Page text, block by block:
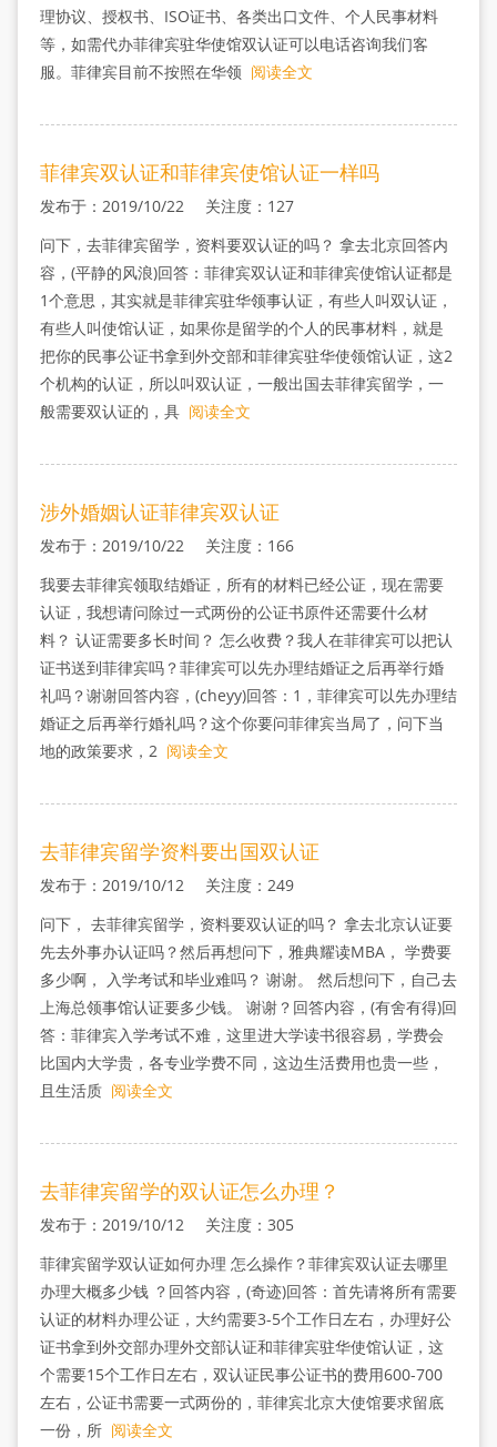
理协议、授权书、ISO证书、各类出口文件、个人民事材料
等，如需代办菲律宾驻华使馆双认证可以电话咨询我们客
服。菲律宾目前不按照在华领 阅读全文
菲律宾双认证和菲律宾使馆认证一样吗
发布于：2019/10/22 关注度：127
问下，去菲律宾留学，资料要双认证的吗？ 拿去北京回答内
容，(平静的风浪)回答：菲律宾双认证和菲律宾使馆认证都是
1个意思，其实就是菲律宾驻华领事认证，有些人叫双认证，
有些人叫使馆认证，如果你是留学的个人的民事材料，就是
把你的民事公证书拿到外交部和菲律宾驻华使领馆认证，这2
个机构的认证，所以叫双认证，一般出国去菲律宾留学，一
般需要双认证的，具 阅读全文
涉外婚姻认证菲律宾双认证
发布于：2019/10/22 关注度：166
我要去菲律宾领取结婚证，所有的材料已经公证，现在需要
认证，我想请问除过一式两份的公证书原件还需要什么材
料？ 认证需要多长时间？ 怎么收费？我人在菲律宾可以把认
证书送到菲律宾吗？菲律宾可以先办理结婚证之后再举行婚
礼吗？谢谢回答内容，(cheyy)回答：1，菲律宾可以先办理结
婚证之后再举行婚礼吗？这个你要问菲律宾当局了，问下当
地的政策要求，2 阅读全文
去菲律宾留学资料要出国双认证
发布于：2019/10/12 关注度：249
问下， 去菲律宾留学，资料要双认证的吗？ 拿去北京认证要
先去外事办认证吗？然后再想问下，雅典耀读MBA， 学费要
多少啊， 入学考试和毕业难吗？ 谢谢。 然后想问下，自己去
上海总领事馆认证要多少钱。 谢谢？回答内容，(有舍有得)回
答：菲律宾入学考试不难，这里进大学读书很容易，学费会
比国内大学贵，各专业学费不同，这边生活费用也贵一些，
且生活质 阅读全文
去菲律宾留学的双认证怎么办理？
发布于：2019/10/12 关注度：305
菲律宾留学双认证如何办理 怎么操作？菲律宾双认证去哪里
办理大概多少钱 ？回答内容，(奇迹)回答：首先请将所有需要
认证的材料办理公证，大约需要3-5个工作日左右，办理好公
证书拿到外交部办理外交部认证和菲律宾驻华使馆认证，这
个需要15个工作日左右，双认证民事公证书的费用600-700
左右，公证书需要一式两份的，菲律宾北京大使馆要求留底
一份，所 阅读全文